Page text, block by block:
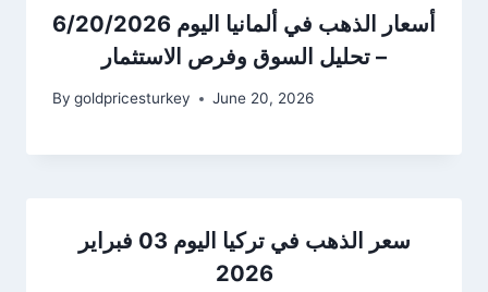
أسعار الذهب في ألمانيا اليوم 6/20/2026
– تحليل السوق وفرص الاستثمار
By goldpricesturkey June 20, 2026
سعر الذهب في تركيا اليوم 03 فبراير
2026